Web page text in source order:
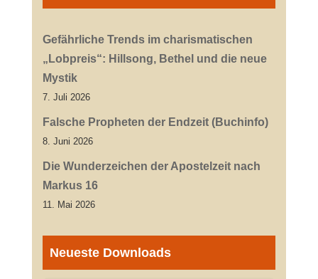
Gefährliche Trends im charismatischen
„Lobpreis“: Hillsong, Bethel und die neue
Mystik
7. Juli 2026
Falsche Propheten der Endzeit (Buchinfo)
8. Juni 2026
Die Wunderzeichen der Apostelzeit nach
Markus 16
11. Mai 2026
Neueste Downloads